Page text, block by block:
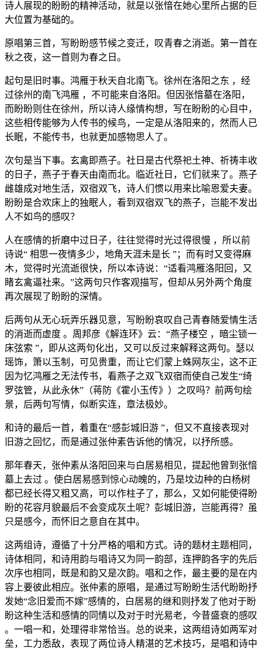
诗人展现的盼盼的精神活动，就是以张愔在她心里所占据的巨
大位置为基础的。
原唱第三首，写盼盼感节候之变迁，叹青春之消逝。第一首在
秋之夜，这一首则为春之日。
起句是旧时事。鸿雁于秋天自北南飞。徐州在洛阳之东 ，经
过徐州的南飞鸿雁 ，不可能来自洛阳。但因张愔墓在洛阳，
而盼盼则住在徐州，所以诗人缘情构想，写在盼盼的心目中，
这些相传能够为人传书的候鸟，一定是从洛阳来的，然而人已
长眠，不能传书，也就更加感物思人了。
次句是当下事。玄禽即燕子。社日是古代祭祀土神、祈祷丰收
的日子，燕子于春天由南而北。临近社日，它们就来了。燕子
雌雄成对地生活，双宿双飞，诗人们惯以用来比喻恩爱夫妻。
盼盼是合欢床上的独眠人，看到双宿双飞的燕子，岂能不发出
人不如鸟的感叹？
人在感情的折磨中过日子，往往觉得时光过得很慢 ，所以前
诗说“ 相思一夜情多少，地角天涯未是长 ”；而有时又变得麻
木，觉得时光流逝很快，所以本诗说：“适看鸿雁洛阳回，又
睹玄禽逼社来。”这两句只作客观描写，但却从另外两个角度
再次展现了盼盼的深情。
后两句从无心玩弄乐器见意，写盼盼哀叹自己青春随爱情生活
的消逝而虚度 。周邦彦《解连环》云：“燕子楼空 ，暗尘锁一
床弦索 ”，即从这两句化出，又可以反过来解释这两句。瑟以
瑶饰，箫以玉制，可见贵重，而让它们蒙上蛛网灰尘，这不正
因为忆鸿雁之无法传书，看燕子之双飞双宿而使自己发生“绮
罗弦管，从此永休”（蒋防《霍小玉传》）之叹吗？前两句绘
景，后两句写情，似断实连，章法极妙。
和诗的最后一首，着重在“感彭城旧游 ”，但又不直接表现对
旧游之回忆，而是通过张仲素告诉他的情况，以抒所感。
那年春天，张仲素从洛阳回来与白居易相见，提起他曾到张愔
墓上去过 。使白居易感到惊心动魄的，乃是坟边种的白杨树
都已经长得又粗又高，可以作柱子了，那么，又如何能使得盼
盼的花容月貌最后不会变成灰土呢？彭城旧游，岂能再得？虽
只是感今，而怀旧之意自在其中。
这两组诗，遵循了十分严格的唱和方式。诗的题材主题相同，
诗体相同，和诗用韵与唱诗又为同一韵部，连押韵各字的先后
次序也相同，既是和韵又是次韵。唱和之作，最主要的是在内
容上要彼此相应。张仲素的原唱，是通过写盼盼生活代盼盼抒
发她“念旧爱而不嫁”感情的，白居易的继和则抒发了他对于盼
盼这种生活和感情的同情以及对于时光易老，今昔盛衰的感叹
。一唱一和，处理得非常恰当。总的说来，这两组诗如两军对
垒，工力悉敌，表现了两位诗人精湛的艺术技巧，是唱和诗中